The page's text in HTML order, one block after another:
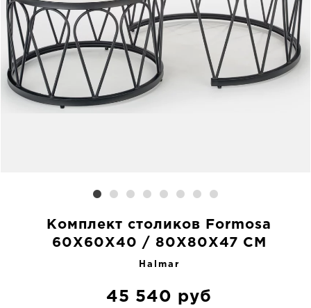
Комплект столиков Formosa
60X60X40 / 80X80X47 CM
Halmar
45 540 руб